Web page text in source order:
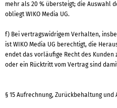
mehr als 20 % übersteigt; die Auswahl
obliegt WIKO Media UG.
f) Bei vertragswidrigem Verhalten,
ist WIKO Media UG berechtigt, die
endet das vorläufige Recht des Kunden
oder ein Rücktritt vom Vertrag sind
§ 15 Aufrechnung, Zurückbehaltung und